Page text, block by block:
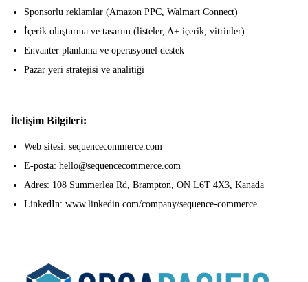
Sponsorlu reklamlar (Amazon PPC, Walmart Connect)
İçerik oluşturma ve tasarım (listeler, A+ içerik, vitrinler)
Envanter planlama ve operasyonel destek
Pazar yeri stratejisi ve analitiği
İletişim Bilgileri:
Web sitesi: sequencecommerce.com
E-posta: hello@sequencecommerce.com
Adres: 108 Summerlea Rd, Brampton, ON L6T 4X3, Kanada
LinkedIn: www.linkedin.com/company/sequence-commerce